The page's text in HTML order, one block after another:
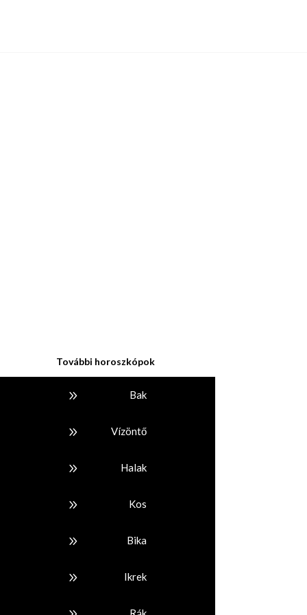
További horoszkópok
9 Bak
9 Vízöntő
9 Halak
9 Kos
9 Bika
9 Ikrek